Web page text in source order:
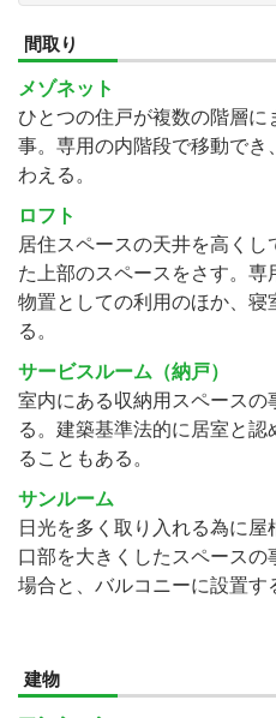
間取り
メゾネット
ひとつの住戸が複数の階層
事。専用の内階段で移動で
わえる。
ロフト
居住スペースの天井を高く
た上部のスペースをさす。専
物置としての利用のほか、寝
る。
サービスルーム（納戸）
室内にある収納用スペース
る。建築基準法的に居室と
ることもある。
サンルーム
日光を多く取り入れる為に
口部を大きくしたスペース
場合と、バルコニーに設置す
建物